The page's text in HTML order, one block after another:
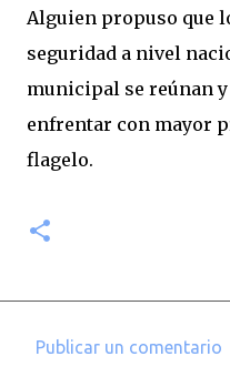
Alguien propuso que
seguridad a nivel
municipal se reúnan
enfrentar con mayor
flagelo.
Publicar un comentario